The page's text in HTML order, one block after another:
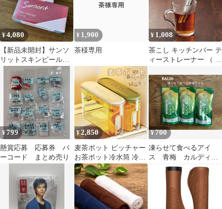
¥4,080
【新品未開封】サンソ
リットスキンピールバ
ー ティートゥリー 赤 2
¥ 1,900
茶様専用
¥ 1,008
茶こし キッチンバー テ
ィーストレーナー （ 食
トレーナー ステンレス
お茶 グッズ 茶葉 茶漉
し スリム ティーウェア
おしゃれ シンプル )
¥799
懸賞応募 応募券 バ
ーコード まとめ売り
¥2,850
麦茶ポット ピッチャー
お茶ポット冷水筒 冷蔵
庫ポット 蓋付き 大容量
4L 透明 ドリンクサー
バー 広口 卓上 麦茶ポ
ット 冷蔵庫ジャグ 蛇口
付き 冷蔵庫バー 洗いや
¥700
凍らせて食べるアイ
ス 青梅 カルディ
梅アイス